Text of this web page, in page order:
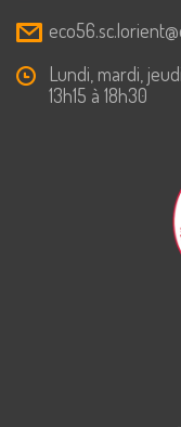
Lundi, mardi,
13h15 à 18h30